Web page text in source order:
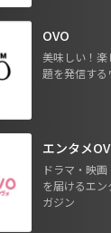
OVO
美味しい！
題を発信する
エンタメ
ドラマ・映
を届けるエ
ガジン